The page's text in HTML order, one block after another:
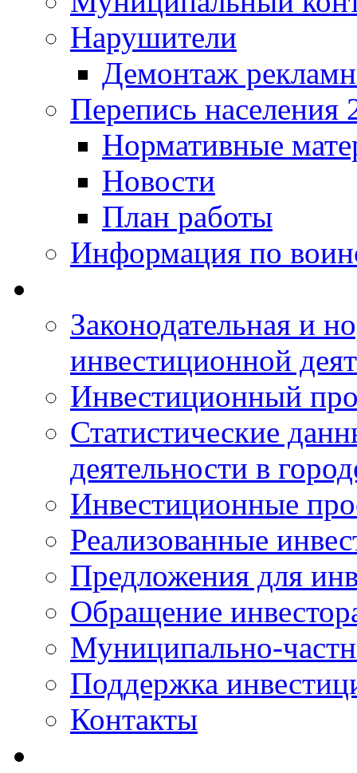
Нарушители
Демонтаж
Перепись населения
Нормативные
Новости
План работы
Информация по
Законодательная и
инвестиционной
Инвестиционный
Статистические
деятельности в
Инвестиционные
Реализованные
Предложения для
Обращение
Муниципально-
Поддержка
Контакты